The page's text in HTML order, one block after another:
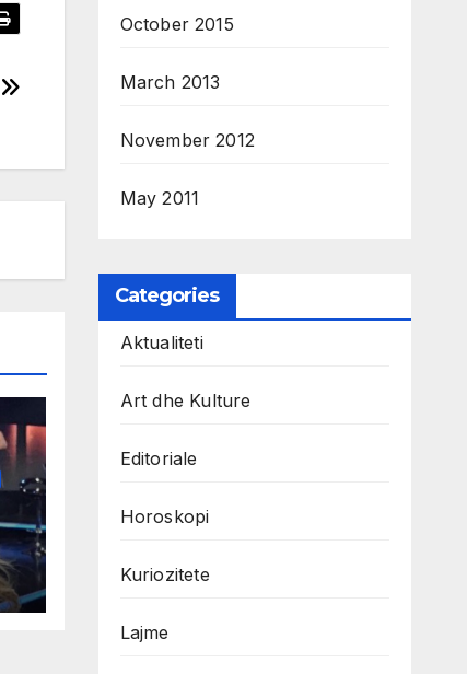
October 2015
March 2013
November 2012
May 2011
Categories
Aktualiteti
Art dhe Kulture
Editoriale
Horoskopi
Kuriozitete
Lajme